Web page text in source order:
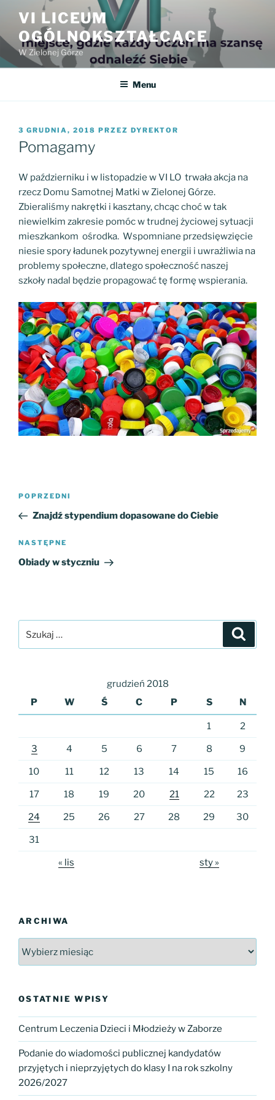
treści
VI LICEUM
OGÓLNOKSZTAŁCĄCE
W Zielonej Górze
Menu
OPUBLIKOWANE
W
3 GRUDNIA, 2018 PRZEZ DYREKTOR
Pomagamy
W październiku i w listopadzie w VI LO trwała akcja na
rzecz Domu Samotnej Matki w Zielonej Górze.
Zbieraliśmy nakrętki i kasztany, chcąc choć w tak
niewielkim zakresie pomóc w trudnej życiowej sytuacji
mieszkankom ośrodka. Wspomniane przedsięwzięcie
niesie spory ładunek pozytywnej energii i uwrażliwia na
problemy społeczne, dlatego społeczność naszej
szkoły nadal będzie propagować tę formę wspierania.
Nawigacja
Poprzedni
wpis
POPRZEDNI
Znajdź stypendium dopasowane do Ciebie
Następny
wpis
NASTĘPNE
Obiady w styczniu
grudzień 2018
P
W Ś C P S N
1 2
3 4 5 6 7 8 9
10 11 12 13 14 15 16
17 18 19 20 21 22 23
24 25 26 27 28 29 30
31
« lis sty »
ARCHIWA
OSTATNIE WPISY
Centrum Leczenia Dzieci i Młodzieży w Zaborze
Podanie do wiadomości publicznej kandydatów
przyjętych i nieprzyjętych do klasy I na rok szkolny
2026/2027